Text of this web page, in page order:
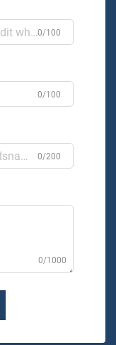
0/100
0/100
0/200
0/1000